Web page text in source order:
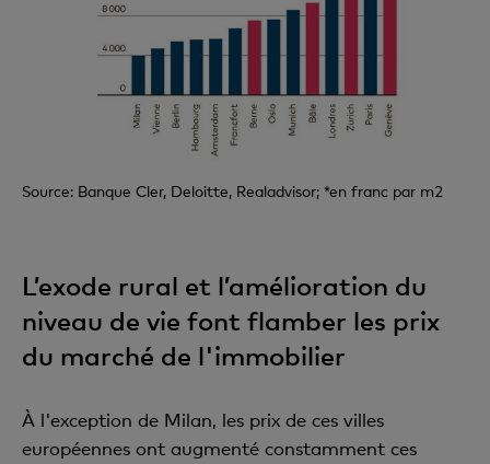
Source: Banque Cler, Deloitte, Realadvisor; *en franc par m2
L’exode rural et l’amélioration du
niveau de vie font flamber les prix
du marché de l'immobilier
À l'exception de Milan, les prix de ces villes
européennes ont augmenté constamment ces